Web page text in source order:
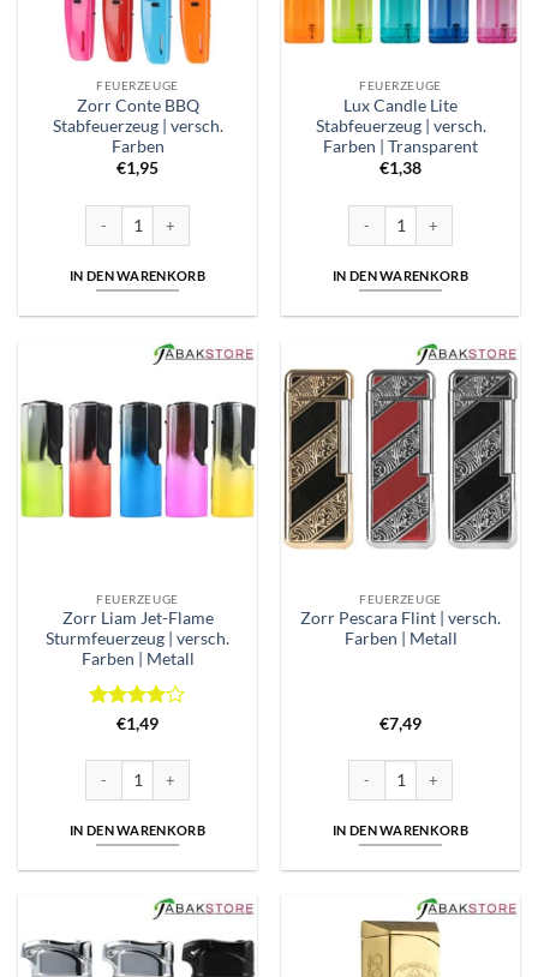
FEUERZEUGE
Zorr Conte BBQ
Stabfeuerzeug | versch.
Farben
€1,95
Zorr Conte BBQ Stabfeuerzeug | versch. Farben Menge
IN DEN WARENKORB
FEUERZEUGE
Lux Candle Lite
Stabfeuerzeug | versch.
Farben | Transparent
€1,38
Lux Candle Lite
IN DEN WARENKORB
FEUERZEUGE
Zorr Liam Jet-Flame
Sturmfeuerzeug | versch.
Farben | Metall
Bewertet
von 5
€1,49
Zorr Liam Jet-Flame Sturmfeuerzeug | versch. Farben | Metall Menge
IN DEN WARENKORB
FEUERZEUGE
Zorr Pescara Flint | versch.
Farben | Metall
€7,49
Zorr Pescara Flint | versch.
IN DEN WARENKORB